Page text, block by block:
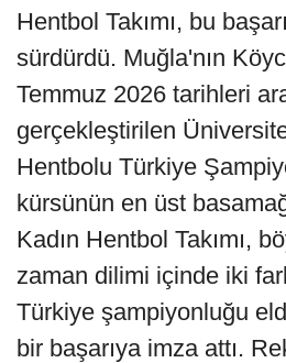
Hentbol Takımı, bu
sürdürdü. Muğla'nın
Temmuz 2026 tarihleri
gerçekleştirilen
Hentbolu Türkiye
kürsünün en üst
Kadın Hentbol Takımı,
zaman dilimi içinde iki
Türkiye şampiyonluğu
bir başarıya imza attı.